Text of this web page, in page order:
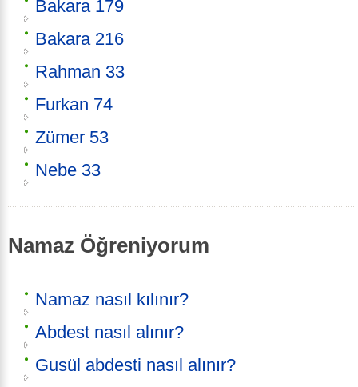
Bakara 179
Bakara 216
Rahman 33
Furkan 74
Zümer 53
Nebe 33
Namaz Öğreniyorum
Namaz nasıl kılınır?
Abdest nasıl alınır?
Gusül abdesti nasıl alınır?